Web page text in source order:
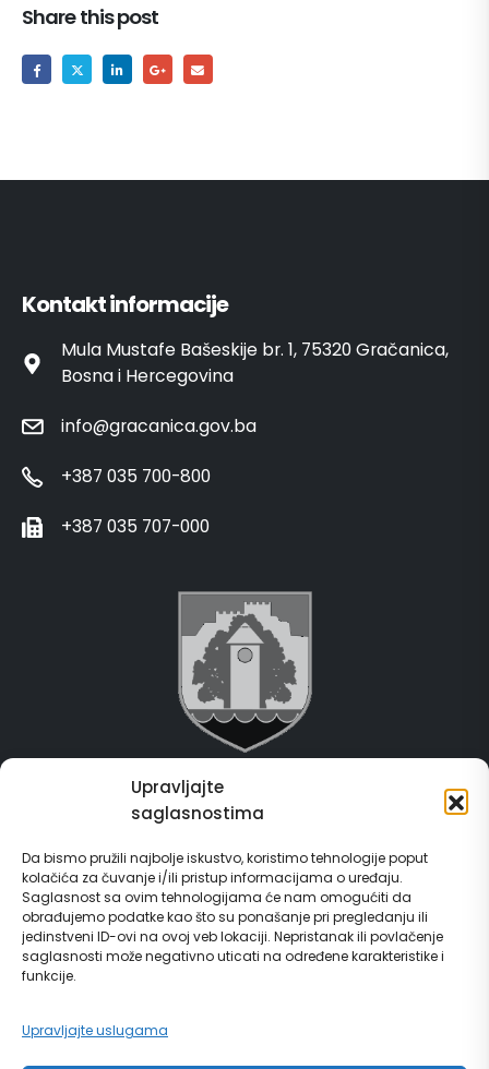
Upravljajte
saglasnostima
Da bismo pružili najbolje iskustvo, koristimo tehnologije poput
kolačića za čuvanje i/ili pristup informacijama o uređaju.
Saglasnost sa ovim tehnologijama će nam omogućiti da
obrađujemo podatke kao što su ponašanje pri pregledanju ili
jedinstveni ID-ovi na ovoj veb lokaciji. Nepristanak ili povlačenje
saglasnosti može negativno uticati na određene karakteristike i
funkcije.
Upravljajte uslugama
Share this post
Kontakt informacije
Mula Mustafe Bašeskije br. 1, 75320 Gračanica,
Bosna i Hercegovina
info@gracanica.gov.ba
+387 035 700-800
+387 035 707-000
Grad Gračanica
E-Matičar
72 sata sistem
Invest in Gračanica
Vodič za građane